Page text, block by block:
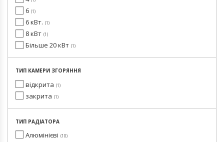
6 1
6 кВт. 1
8 кВт 1
Більше 20 кВт 1
ТИП КАМЕРИ ЗГОРЯННЯ
відкрита 1
закрита 1
ТИП РАДІАТОРА
Алюмінієві 10